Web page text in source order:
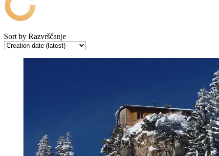
Sort by Razvrščanje